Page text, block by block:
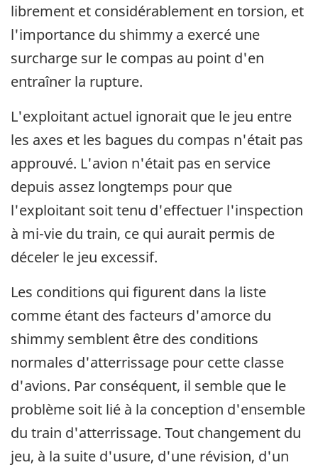
librement et considérablement en torsion, et
l'importance du shimmy a exercé une
surcharge sur le compas au point d'en
entraîner la rupture.
L'exploitant actuel ignorait que le jeu entre
les axes et les bagues du compas n'était pas
approuvé. L'avion n'était pas en service
depuis assez longtemps pour que
l'exploitant soit tenu d'effectuer l'inspection
à mi-vie du train, ce qui aurait permis de
déceler le jeu excessif.
Les conditions qui figurent dans la liste
comme étant des facteurs d'amorce du
shimmy semblent être des conditions
normales d'atterrissage pour cette classe
d'avions. Par conséquent, il semble que le
problème soit lié à la conception d'ensemble
du train d'atterrissage. Tout changement du
jeu, à la suite d'usure, d'une révision, d'un